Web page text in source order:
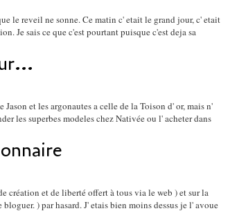
le reveil ne sonne. Ce matin c' etait le grand jour, c' etait
Je sais ce que c'est pourtant puisque c'est deja sa
et les argonautes a celle de la Toison d' or, mais n'
les superbes modeles chez Nativée ou l' acheter dans
création et de liberté offert à tous via le web ) et sur la
) par hasard. J' etais bien moins dessus je l' avoue